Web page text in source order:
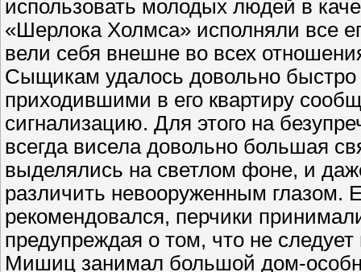
использовать молодых людей в
«Шерлока Холмса» исполняли все
вели себя внешне во всех
Сыщикам удалось довольно быстро
приходившими в его квартиру
сигнализацию. Для этого на
всегда висела довольно большая
выделялись на светлом фоне, и
различить невооруженным глазом.
рекомендовался, перчики
предупреждая о том, что не
Мишиц занимал большой дом-